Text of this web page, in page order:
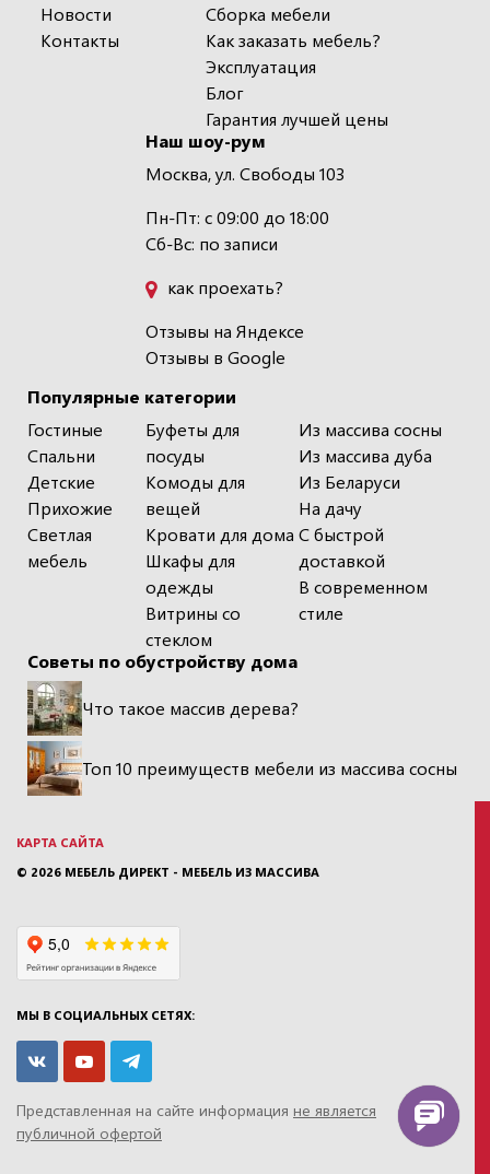
Новости
Контакты
Популярные категории
Гостиные
Спальни
Детские
Прихожие
Светлая
мебель
Буфеты для
посуды
Комоды для
вещей
Кровати для дома
Шкафы для
одежды
Витрины со
стеклом
Из массива сосны
Из массива дуба
Из Беларуси
На дачу
С быстрой
доставкой
В современном
стиле
Сборка мебели
Как заказать мебель?
Эксплуатация
Блог
Гарантия лучшей цены
Наш шоу-рум
Москва, ул. Свободы 103
Пн-Пт: с 09:00 до 18:00
Сб-Вс: по записи
как проехать?
Отзывы на Яндексе
Отзывы в Google
Советы по обустройству дома
Что такое массив дерева?
Топ 10 преимуществ мебели из массива сосны
КАРТА САЙТА
© 2026 МЕБЕЛЬ ДИРЕКТ - МЕБЕЛЬ ИЗ МАССИВА
МЫ В СОЦИАЛЬНЫХ СЕТЯХ:
Представленная на сайте информация не является
публичной офертой